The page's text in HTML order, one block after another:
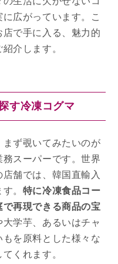
広がっています。こ
で手に入る、魅力的
介します。
す冷凍コグマ
ず覗いてみたいのが
スーパーです。世界
舗では、韓国直輸入
。 特に冷凍食品コー
再現できる商品の宝
大学芋、あるいはチャ
を原料とした様々な
くれます。